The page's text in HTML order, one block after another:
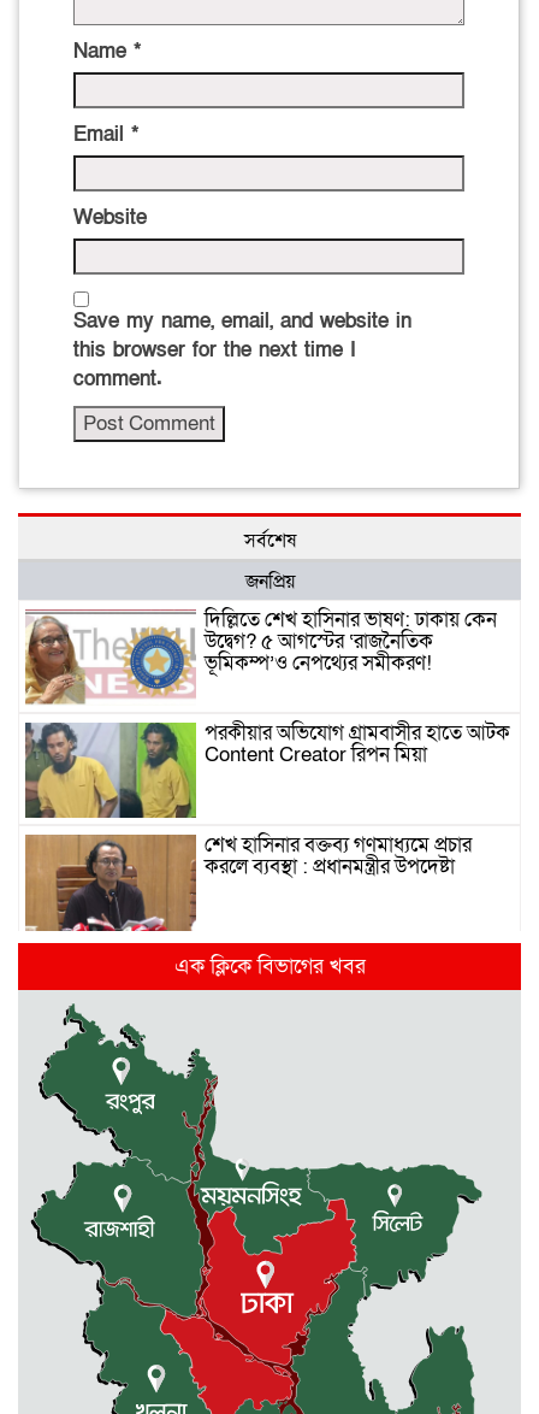
Name *
Email *
Website
Save my name, email, and website in
this browser for the next time I
comment.
সর্বশেষ
জনপ্রিয়
দিল্লিতে শেখ হাসিনার ভাষণ: ঢাকায় কেন
উদ্বেগ? ৫ আগস্টের ‘রাজনৈতিক
ভূমিকম্প’ও নেপথ্যের সমীকরণ!
পরকীয়ার অভিযোগ গ্রামবাসীর হাতে আটক
Content Creator রিপন মিয়া
শেখ হাসিনার বক্তব্য গণমাধ্যমে প্রচার
করলে ব্যবস্থা : প্রধানমন্ত্রীর উপদেষ্টা
দিল্লিতে হাসিনার গণমাধ্যমে ভাষণ নিয়ে যা
বলছে ভারত
রাজধানীর তিন ক্যাম্পাসে ছাত্রদল-
ছাত্রশিবির দফায় দফায় সংঘর্ষ
সরকারের ফ্যামিলি কার্ড কার্যক্রম
বাস্তবায়নে ব্যয় ২০০০ কোটি টাকা
মোহনগঞ্জে কর্মস্থলেই অসুস্থ- রক্তবমির পর
প্রাণ গেল স্বাস্থ্য কর্মকর্তার
এক ক্লিকে বিভাগের খবর